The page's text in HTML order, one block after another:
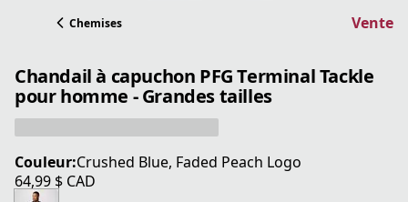
Chemises Vente
Chandail à capuchon PFG Terminal Tackle
pour homme - Grandes tailles
Couleur:Crushed Blue, Faded Peach Logo
64,99 $ CAD
prix actuel 64,99 $ CAD